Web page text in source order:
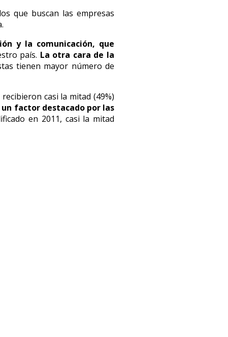
que buscan las empresas
y la comunicación, que
país. La otra cara de la
tienen mayor número de
casi la mitad (49%)
factor destacado por las
en 2011, casi la mitad